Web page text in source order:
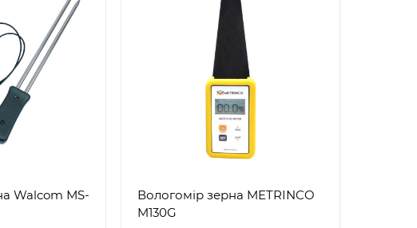
Walcom МS-
Вологомір зерна METRINCO
M130G